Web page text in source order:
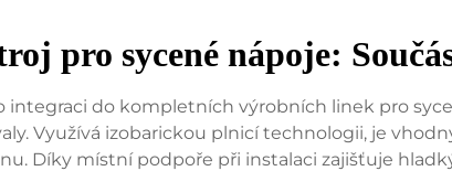
pro sycené nápoje:
integraci do kompletních výrobních linek pro
Využívá izobarickou plnicí technologii, je
Díky místní podpoře při instalaci zajišťuje